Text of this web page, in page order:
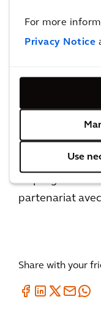
For more
Privacy Notice
Use
nouvelles
nos
passionnantes
solutions qui
population et
générations
Le programme
partenariat
Share with your